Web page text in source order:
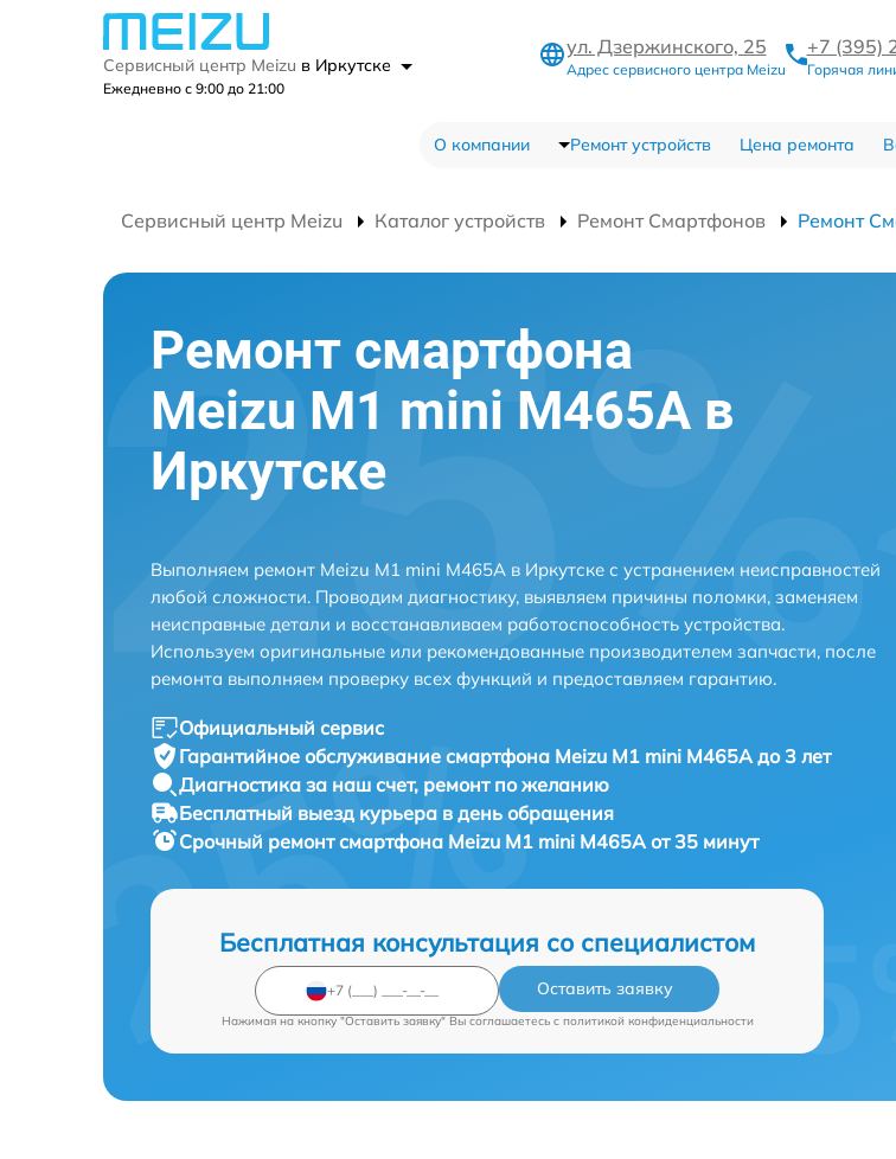
Сервисный центр Meizu в Иркутске
Ежедневно с 9:00 до 21:00
ул. Дзержинского, 25
Адрес сервисного центра Meizu
+7 (395)
Горячая
О компании Ремонт устройств Цена ремонта
Сервисный центр Meizu Каталог устройств Ремонт Смартфонов Ремонт
Ремонт смартфона
Meizu M1 mini M465A в
Иркутске
Выполняем ремонт Meizu M1 mini M465A в Иркутске с устранением неисправностей
любой сложности. Проводим диагностику, выявляем причины поломки, заменяем
неисправные детали и восстанавливаем работоспособность устройства.
Используем оригинальные или рекомендованные производителем запчасти, после
ремонта выполняем проверку всех функций и предоставляем гарантию.
Официальный сервис
Гарантийное обслуживание смартфона Meizu M1 mini M465A до 3 лет
Диагностика за наш счет, ремонт по желанию
Бесплатный выезд курьера в день обращения
Срочный ремонтсмартфона Meizu M1 mini M465A от 35 минут
Бесплатная консультация со специалистом
Оставить заявку
Нажимая на кнопку "Оставить заявку" Вы соглашаетесь c политикой конфиденциальности